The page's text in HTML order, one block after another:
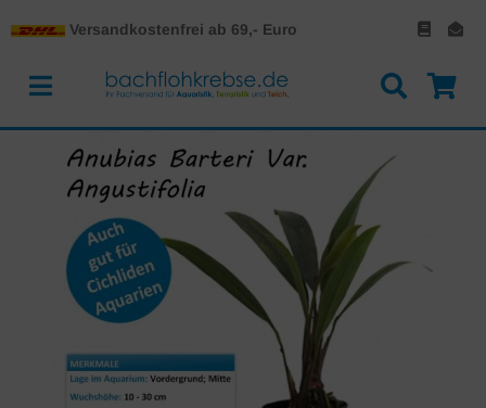
Versandkostenfrei ab 69,- Euro